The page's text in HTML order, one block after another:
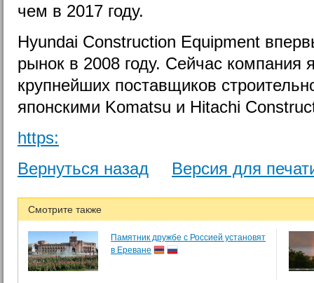
чем в 2017 году.
Hyundai Construction Equipment
рынок в 2008 году. Сейчас компания
крупнейших поставщиков
японскими Komatsu и Hitachi
https:
Вернуться назад
Версия для
Смотрите также
Памятник дружбе с Россией установят
в Ереване